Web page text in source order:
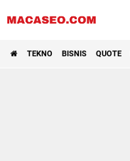
TEKNO BISNIS QUOTE